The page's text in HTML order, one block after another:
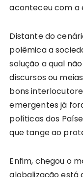
aconteceu com a
Distante do
polêmica a
solução a qual
discursos ou
bons
emergentes já
políticas dos
que tange ao
Enfim, chegou o